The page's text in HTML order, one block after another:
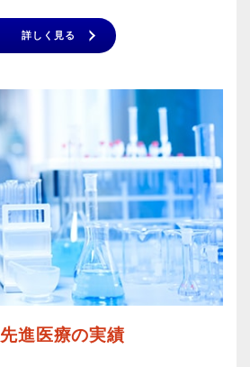
詳しく見る
先進医療の実績